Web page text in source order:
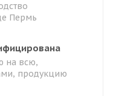
Пермь
на всю,
продукцию